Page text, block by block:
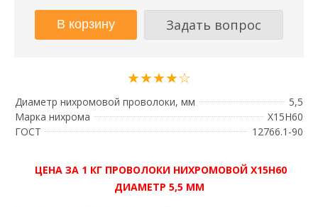
Задать вопрос
★★★★☆
Диаметр нихромовой проволоки, мм
5,5
Марка нихрома
Х15Н60
ГОСТ
12766.1-90
ЦЕНА ЗА 1 КГ ПРОВОЛОКИ НИХРОМОВОЙ Х15Н60
ДИАМЕТР 5,5 ММ